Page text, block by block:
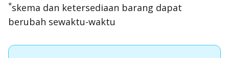
*skema dan ketersediaan barang dapat
berubah sewaktu-waktu